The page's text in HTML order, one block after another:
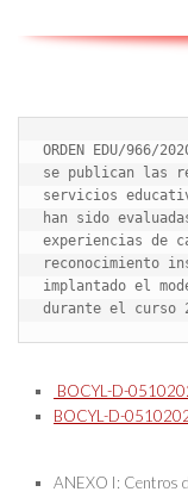
ORDEN EDU/966/
se publican las
servicios
han sido
experiencias de
reconocimiento
implantado el
durante el curso
BOCYL-D-
BOCYL-D-
ANEXO I: Centros